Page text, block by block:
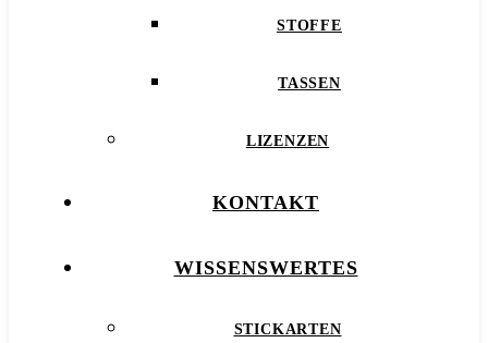
STOFFE
TASSEN
LIZENZEN
KONTAKT
WISSENSWERTES
STICKARTEN